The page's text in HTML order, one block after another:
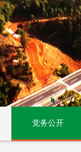
党务公开